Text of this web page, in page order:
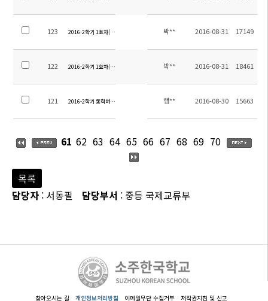
123 2016-2학기 1호차(후동지역) 탑승장소 안내-1박** 2016-08-31 17149
122 2016-2학기 1호차(야걸지역) 탑승장소 안내 박** 2016-08-31 18461
121 2016-2학기 통학버스노선 최종공지 행** 2016-08-30 15663
61 62 63 64 65 66 67 68 69 70
목록
담당자 : 서동필 담당부서 : 중등 국제교류부
찾아오시는 길 개인정보처리방침 이메일무단 수집거부 저작권지침 및 신고